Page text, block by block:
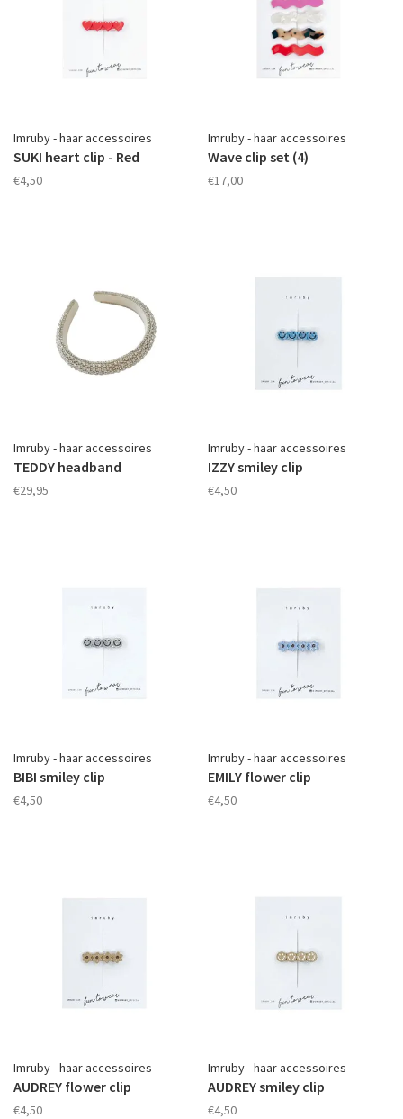
Imruby - haar accessoires
SUKI heart clip - Red
€4,50
Imruby - haar accessoires
Wave clip set (4)
€17,00
Imruby - haar accessoires
TEDDY headband
€29,95
Imruby - haar accessoires
IZZY smiley clip
€4,50
Imruby - haar accessoires
BIBI smiley clip
€4,50
Imruby - haar accessoires
EMILY flower clip
€4,50
Imruby - haar accessoires
AUDREY flower clip
€4,50
Imruby - haar accessoires
AUDREY smiley clip
€4,50